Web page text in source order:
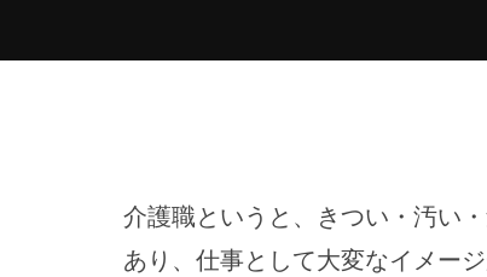
介護職というと、きつい・汚い
あり、仕事として大変なイメー